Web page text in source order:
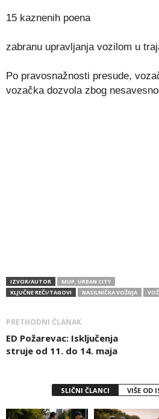
15 kaznenih poena
zabranu upravljanja vozilom u
Po pravosnažnosti presude,
vozačka dozvola zbog
IZVOR/AUTOR
MUP, URBAN CITY
KLJUČNE REČI/TAGOVI
NASILNIČKA VOŽNJA
PRETHODNI ČLANAK
ED Požarevac: Isključenja
struje od 11. do 14. maja
SLIČNI ČLANCI VIŠE OD